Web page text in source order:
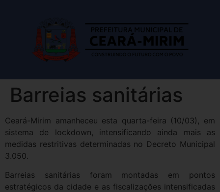
Barreias sanitárias
Ceará-Mirim amanheceu esta quarta-feira (10/03), em
sistema de lockdown, intensificando ainda mais as
medidas restritivas determinadas no Decreto Municipal
3.050.
Barreias sanitárias foram montadas em pontos
estratégicos da cidade e as fiscalizações intensificadas